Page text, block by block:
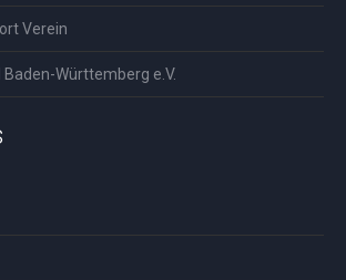
Verein
Württemberg e.V.